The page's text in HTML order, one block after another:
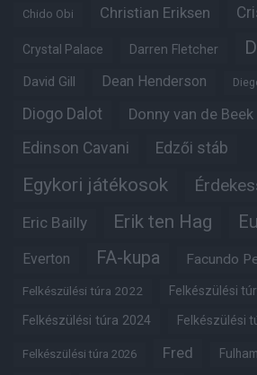
Chido Obi Christian Eriksen
Crystal Palace Darren Fletcher
David Gill Dean Henderson
Diogo Dalot Donny van de Beek
Edinson Cavani Edzői stáb
Egykori játékosok
Eric Bailly Erik ten Hag
Everton FA-kupa Facundo
Felkészülési túra 2022 Felkészülési
Felkészülési túra 2024 Felkészülési
Felkészülési túra 2026 Fred Fulham